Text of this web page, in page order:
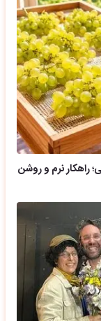
نرم و روشن